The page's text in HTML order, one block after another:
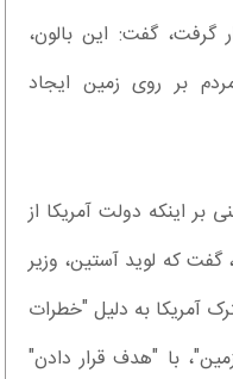
گرفت، گفت: این بالون،
بر روی زمین ایجاد
بر اینکه دولت آمریکا از
گفت که لوید آستین، وزیر
آمریکا به دلیل "خطرات
با "هدف قرار دادن"